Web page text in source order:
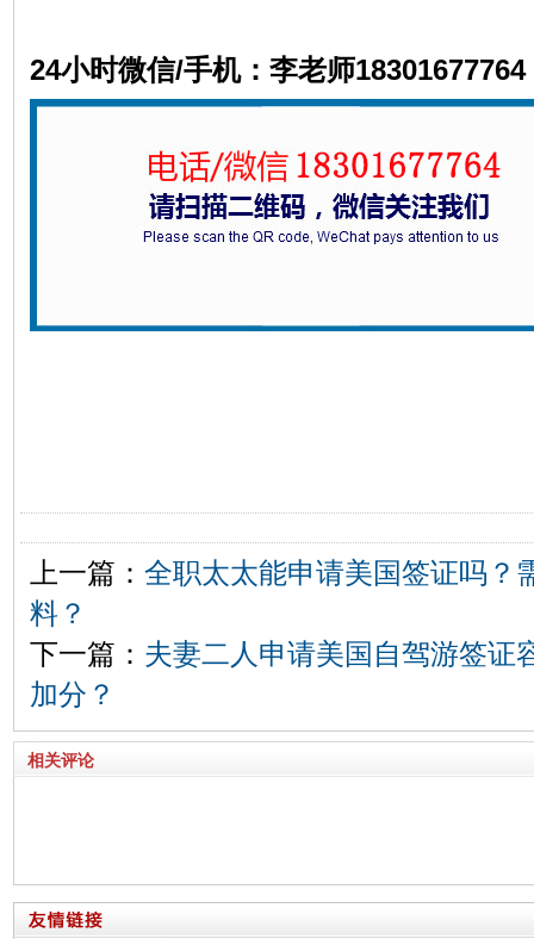
24小时微信/手机：李老师18301677764
上一篇： 全职太太能申请美国签证吗？
料？
下一篇： 夫妻二人申请美国自驾游签证
加分？
相关评论